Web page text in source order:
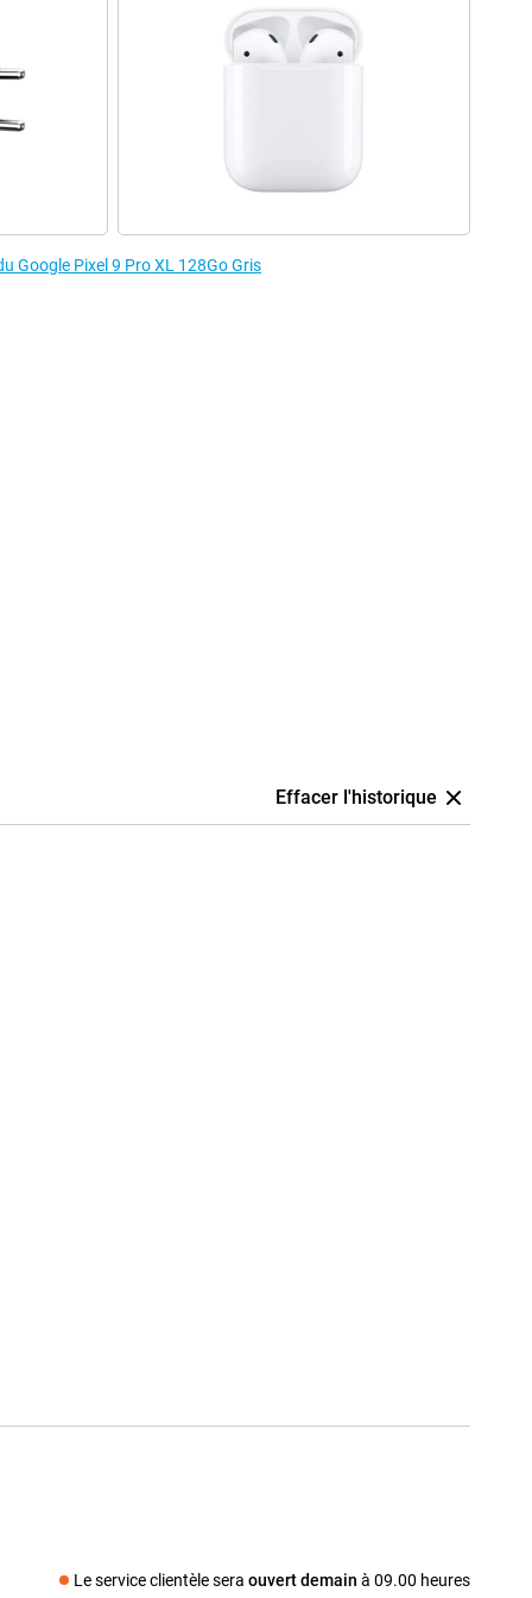
Google Pixel 9 Pro XL 128Go Gris
Effacer l'historique
Le service clientèle sera ouvert demain à 09.00 heures
Média social